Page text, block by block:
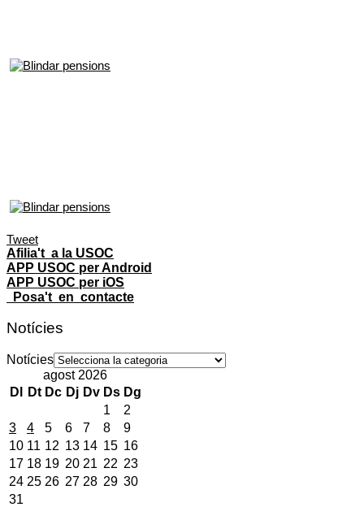
Tweet
Afilia't a la USOC
APP USOC per Android
APP USOC per iOS
Posa't en contacte
Notícies
Notícies
agost 2026
Dl
Dt Dc Dj Dv Ds Dg
1
2
3
4 5 6 7 8
9
10 11 12 13 14 15 16
17 18 19 20 21 22 23
24 25 26 27 28 29 30
31